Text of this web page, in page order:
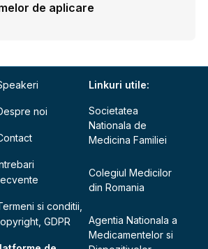
de aplicare
noi
si conditii,
GDPR
Linkuri utile:
Societatea
Nationala de
Medicina Familiei
Colegiul Medicilor
din Romania
Agentia Nationala a
Medicamentelor si